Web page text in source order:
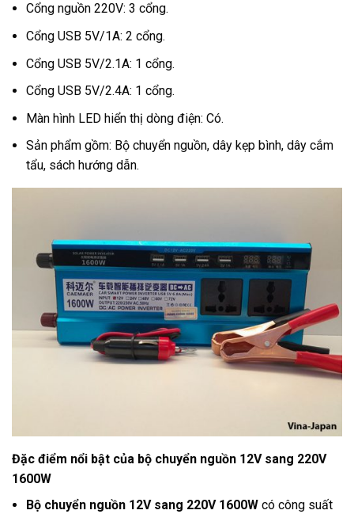
Cổng nguồn 220V: 3 cổng.
Cổng USB 5V/1A: 2 cổng.
Cổng USB 5V/2.1A: 1 cổng.
Cổng USB 5V/2.4A: 1 cổng.
Màn hình LED hiển thị dòng điện: Có.
Sản phẩm gồm: Bộ chuyển nguồn, dây kẹp bình, dây cắm
tẩu, sách hướng dẫn.
Đặc điểm nổi bật của bộ chuyển nguồn 12V sang 220V
1600W
Bộ chuyển nguồn 12V sang 220V 1600W có công suất